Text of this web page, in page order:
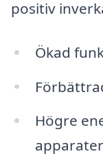
positiv
Ökad
Högre
apparater